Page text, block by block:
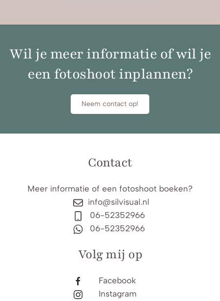
Wil je meer informatie of wil je
een fotoshoot inplannen?
Neem contact op!
Contact
Meer informatie of een fotoshoot boeken?
info@silvisual.nl
06-52352966
06-52352966
Volg mij op
Facebook
Instagram